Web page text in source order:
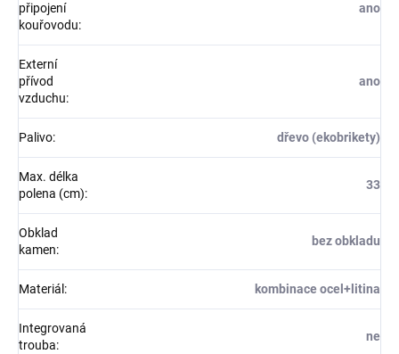
připojení
kouřovodu:
ano
Externí
přívod
vzduchu:
ano
Palivo: dřevo (ekobrikety)
Max. délka
polena (cm):
33
Obklad
kamen:
bez obkladu
Materiál : kombinace ocel+litina
Integrovaná
trouba:
ne